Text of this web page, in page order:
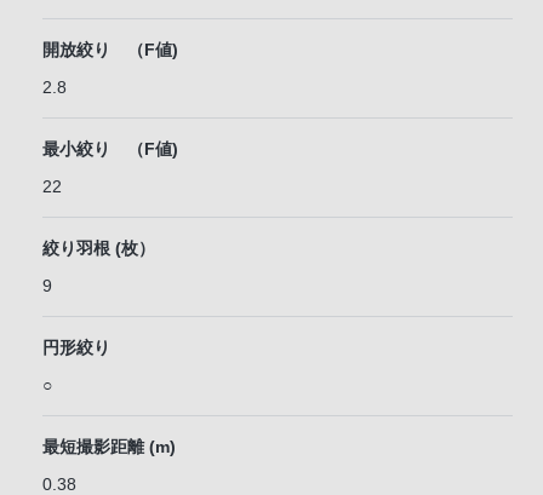
開放絞り （F値)
2.8
最小絞り （F値)
22
絞り羽根 (枚）
9
円形絞り
○
最短撮影距離 (m)
0.38